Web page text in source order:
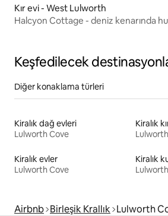
Kır evi - West Lulworth
Halcyon Cottage - deniz kenarında
Keşfedilecek
Diğer konaklama türleri
Kiralık dağ evleri
Lulworth Cove
Kiralık
Kiralık evler
Lulworth Cove
Kiralık
Airbnb Birleşik Krallık Lulworth